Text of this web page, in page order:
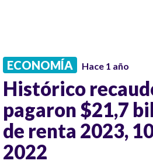
ECONOMÍA Hace 1 año
Histórico
pagaron $21,7
de renta 2023,
2022